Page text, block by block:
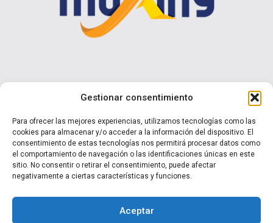
Gestionar consentimiento
Para ofrecer las mejores experiencias, utilizamos tecnologías como las
cookies para almacenar y/o acceder a la información del dispositivo. El
consentimiento de estas tecnologías nos permitirá procesar datos como
el comportamiento de navegación o las identificaciones únicas en este
sitio. No consentir o retirar el consentimiento, puede afectar
negativamente a ciertas características y funciones.
Aceptar
Calle I N° 990 Brisas del Sol - Talcahuano
+ 56 9 7570 0853
ventas@maxing.cl